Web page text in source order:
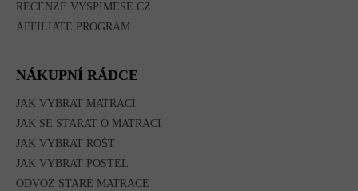
RECENZE VYSPIMESE.CZ
AFFILIATE PROGRAM
NÁKUPNÍ RÁDCE
JAK VYBRAT MATRACI
JAK SE STARAT O MATRACI
JAK VYBRAT ROŠT
JAK VYBRAT POSTEL
ODVOZ STARÉ MATRACE